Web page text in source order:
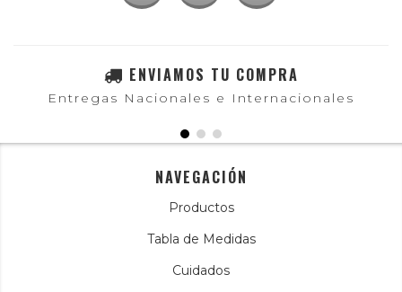
ENVIAMOS TU COMPRA
Entregas Nacionales e Internacionales
NAVEGACIÓN
Productos
Tabla de Medidas
Cuidados